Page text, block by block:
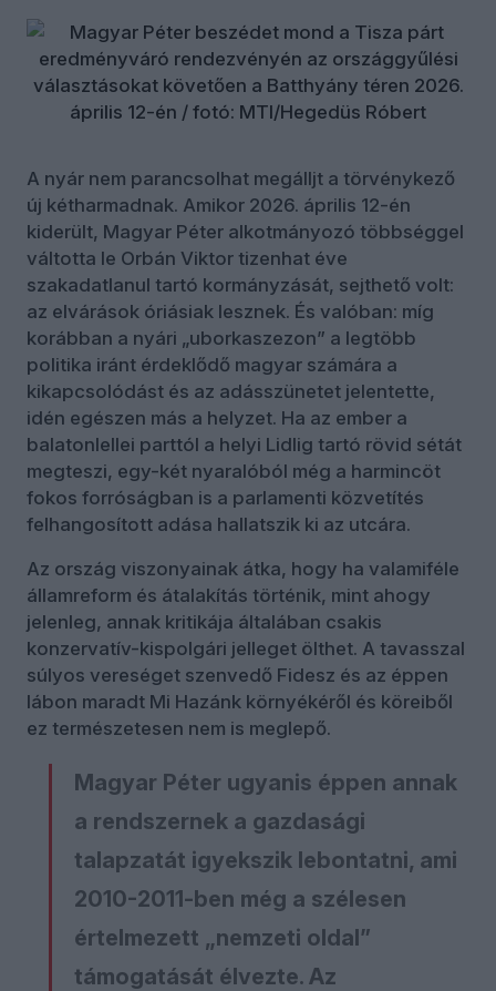
A nyár nem parancsolhat megálljt a törvénykező
új kétharmadnak. Amikor 2026. április 12-én
kiderült, Magyar Péter alkotmányozó többséggel
váltotta le Orbán Viktor tizenhat éve
szakadatlanul tartó kormányzását, sejthető volt:
az elvárások óriásiak lesznek. És valóban: míg
korábban a nyári „uborkaszezon” a legtöbb
politika iránt érdeklődő magyar számára a
kikapcsolódást és az adásszünetet jelentette,
idén egészen más a helyzet. Ha az ember a
balatonlellei parttól a helyi Lidlig tartó rövid sétát
megteszi, egy-két nyaralóból még a harmincöt
fokos forróságban is a parlamenti közvetítés
felhangosított adása hallatszik ki az utcára.
Az ország viszonyainak átka, hogy ha valamiféle
államreform és átalakítás történik, mint ahogy
jelenleg, annak kritikája általában csakis
konzervatív-kispolgári jelleget ölthet. A tavasszal
súlyos vereséget szenvedő Fidesz és az éppen
lábon maradt Mi Hazánk környékéről és köreiből
ez természetesen nem is meglepő.
Magyar Péter ugyanis éppen annak
a rendszernek a gazdasági
talapzatát igyekszik lebontatni, ami
2010-2011-ben még a szélesen
értelmezett „nemzeti oldal”
támogatását élvezte. Az